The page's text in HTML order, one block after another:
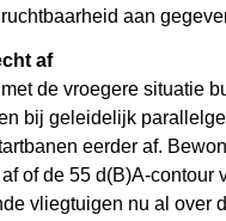
aan
af
de vroegere situatie
bij geleidelijk
eerder af.
of de 55 d(B)A-contour
vliegtuigen nu al over